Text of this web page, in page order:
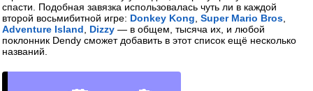
спасти. Подобная завязка использовалась чуть ли в каждой
второй восьмибитной игре: Donkey Kong Super Mario Bros
Adventure Island
Dizzy — в общем, тысяча их, и любой
поклонник Dendy сможет добавить в этот список ещё несколько
названий.